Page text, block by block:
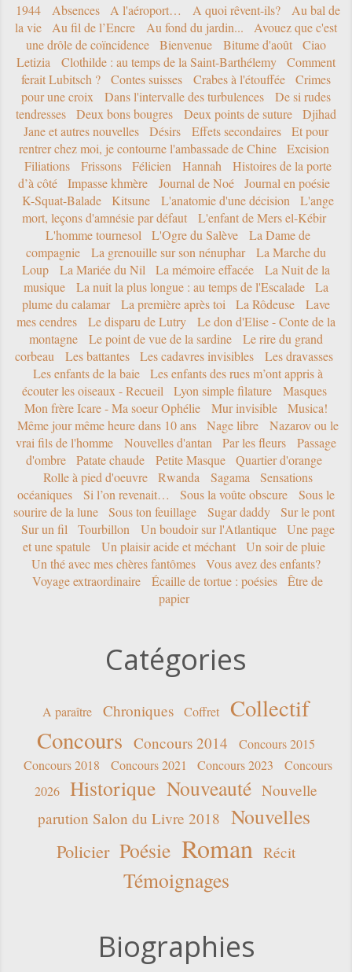
1944 Absences A l'aéroport… A quoi rêvent-ils?
Au bal de
la vie
Au fil de l’Encre Au fond du jardin...
Avouez que c'est
une drôle de coïncidence
Bienvenue Bitume d'août
Ciao
Letizia
Clothilde : au temps de la Saint-Barthélemy
Comment
ferait Lubitsch ?
Contes suisses Crabes à l'étouffée
Crimes
pour une croix
Dans l'intervalle des turbulences
De si rudes
tendresses
Deux bons bougres Deux points de suture
Djihad
Jane et autres nouvelles
Désirs Effets secondaires
Et pour
rentrer chez moi, je contourne l'ambassade de Chine
Excision
Filiations
Frissons Félicien Hannah
Histoires de la porte
d’à côté
Impasse khmère Journal de Noé
Journal en poésie
K-Squat-Balade
Kitsune L'anatomie d'une décision
L'ange
mort, leçons d'amnésie par défaut
L'enfant de Mers el-Kébir
L'homme tournesol
L'Ogre du Salève
La Dame de
compagnie
La grenouille sur son nénuphar
La Marche du
Loup
La Mariée du Nil La mémoire effacée
La Nuit de la
musique
La nuit la plus longue : au temps de l'Escalade
La
plume du calamar
La première après toi La Rôdeuse
Lave
mes cendres
Le disparu de Lutry
Le don d'Elise - Conte de la
montagne
Le point de vue de la sardine
Le rire du grand
corbeau
Les battantes Les cadavres invisibles
Les dravasses
Les enfants de la baie
Les enfants des rues m’ont appris à
écouter les oiseaux - Recueil
Lyon simple filature
Masques
Mon frère Icare - Ma soeur Ophélie
Mur invisible
Musica!
Même jour même heure dans 10 ans
Nage libre
Nazarov ou le
vrai fils de l'homme
Nouvelles d'antan Par les fleurs
Passage
d'ombre
Patate chaude Petite Masque
Quartier d'orange
Rolle à pied d'oeuvre
Rwanda Sagama
Sensations
océaniques
Si l’on revenait… Sous la voûte obscure
Sous le
sourire de la lune
Sous ton feuillage Sugar daddy
Sur le pont
Sur un fil
Tourbillon Un boudoir sur l'Atlantique
Une page
et une spatule
Un plaisir acide et méchant
Un soir de pluie
Un thé avec mes chères fantômes
Vous avez des enfants?
Voyage extraordinaire
Écaille de tortue : poésies
Être de
papier
Catégories
A paraître Chroniques Coffret
Collectif
Concours Concours 2014
Concours 2015
Concours 2018
Concours 2021 Concours 2023
Concours
2026
Historique Nouveauté Nouvelle
parution Salon du Livre 2018 Nouvelles
Policier Poésie Roman Récit
Témoignages
Biographies